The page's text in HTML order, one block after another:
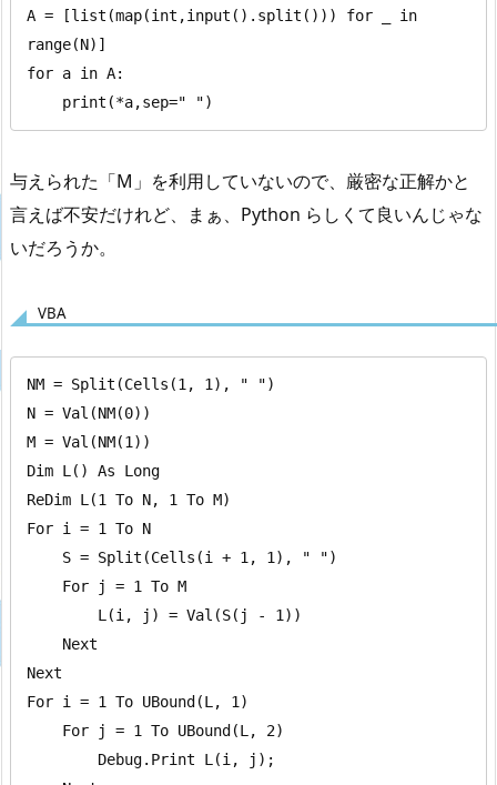
A = [list(map(int,input().split())) for _ in
range(N)]
for a in A:
    print(*a,sep=" ")
与えられた「M」を利用していないので、厳密な正解かと
言えば不安だけれど、まぁ、Python らしくて良いんじゃな
いだろうか。
VBA
NM = Split(Cells(1, 1), " ")
N = Val(NM(0))
M = Val(NM(1))
Dim L() As Long
ReDim L(1 To N, 1 To M)
For i = 1 To N
Next
For i = 1 To UBound(L, 1)